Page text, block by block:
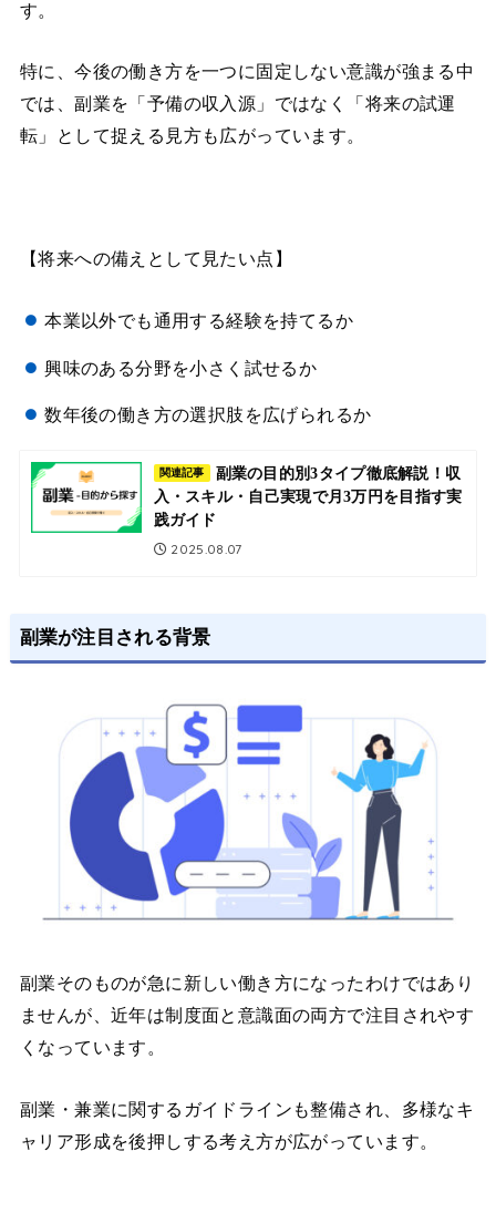
す。
特に、今後の働き方を一つに固定しない意識が強まる中
では、副業を「予備の収入源」ではなく「将来の試運
転」として捉える見方も広がっています。
【将来への備えとして見たい点】
本業以外でも通用する経験を持てるか
興味のある分野を小さく試せるか
数年後の働き方の選択肢を広げられるか
関連記事
副業の目的別3タイプ徹底解説！収
入・スキル・自己実現で月3万円を目指す実
践ガイド
2025.08.07
副業が注目される背景
副業そのものが急に新しい働き方になったわけではあり
ませんが、近年は制度面と意識面の両方で注目されやす
くなっています。
副業・兼業に関するガイドラインも整備され、多様なキ
ャリア形成を後押しする考え方が広がっています。